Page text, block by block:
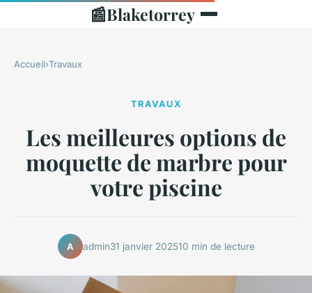
📰Blaketorrey
Accueil›Travaux
TRAVAUX
Les meilleures options de
moquette de marbre pour
votre piscine
A admin31 janvier 202510 min de lecture